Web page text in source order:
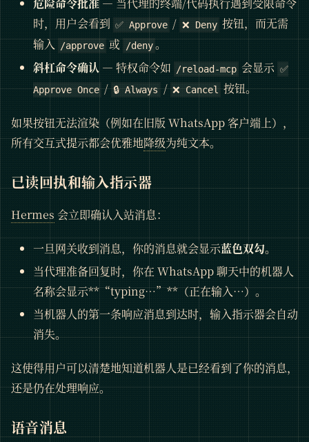
危险命令批准 — 当代理的终端/代码执行遇到受限命令
时，用户会看到 ✅ Approve / ❌ Deny 按钮，而无需
输入 /approve 或 /deny 。
斜杠命令确认 — 特权命令如 /reload-mcp 会显示 ✅
Approve Once/ 🔒 Always/❌ Cancel按钮。
如果按钮无法渲染（例如在旧版 WhatsApp 客户端上），
所有交互式提示都会优雅地降级为纯文本。
已读回执和输入指示器
Hermes 会立即确认入站消息：
一旦网关收到消息，你的消息就会显示蓝色双勾。
当代理准备回复时，你在 WhatsApp 聊天中的机器人
名称会显示**“typing…”**（正在输入…）。
当机器人的第一条响应消息到达时，输入指示器会自动
消失。
这使得用户可以清楚地知道机器人是已经看到了你的消息，
还是仍在处理响应。
语音消息